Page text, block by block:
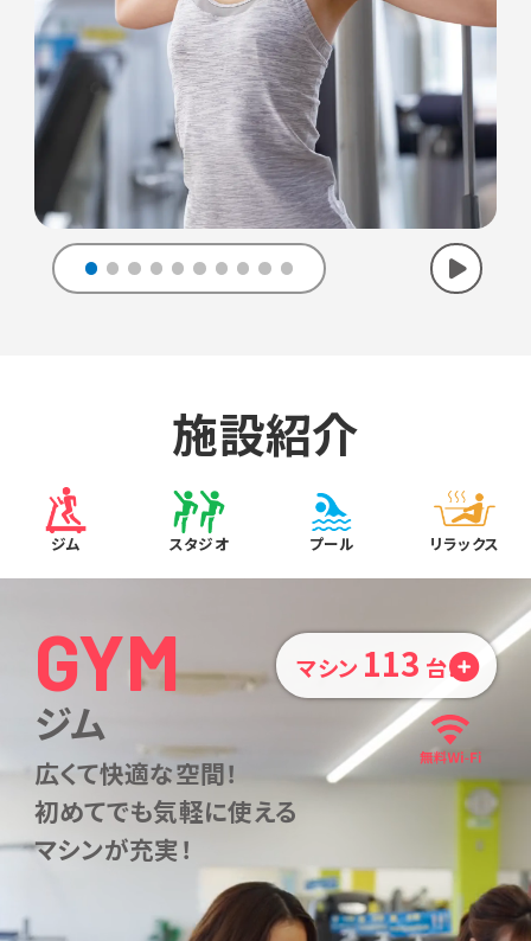
施設紹介
ジム スタジオ プール リラックス
GYM
ジム
広くて快適な空間！
初めてでも気軽に使える
マシンが充実！
マシン 113 台！